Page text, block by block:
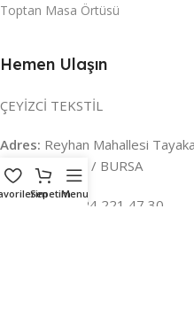
Toptan Masa Örtüsü
Hemen Ulaşın
ÇEYİZCİ TEKSTİL
Adres: Reyhan Mahallesi
/ a Osmangazi / BURSA
İLETİŞİM : 0224 221 47 30
SepetimMenu